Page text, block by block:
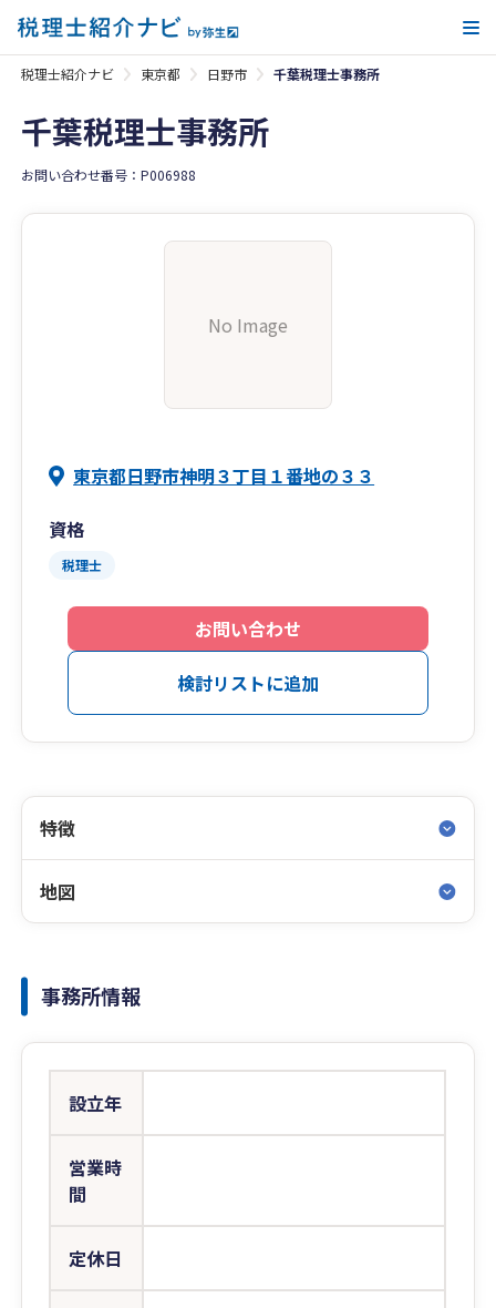
税理士紹介ナビ 東京都 日野市 千葉税理士事務所
千葉税理士事務所
お問い合わせ番号：P006988
No Image
東京都日野市神明３丁目１番地の３３
資格
税理士
お問い合わせ
検討リストに追加
特徴
地図
事務所情報
設立年
営業時
間
定休日